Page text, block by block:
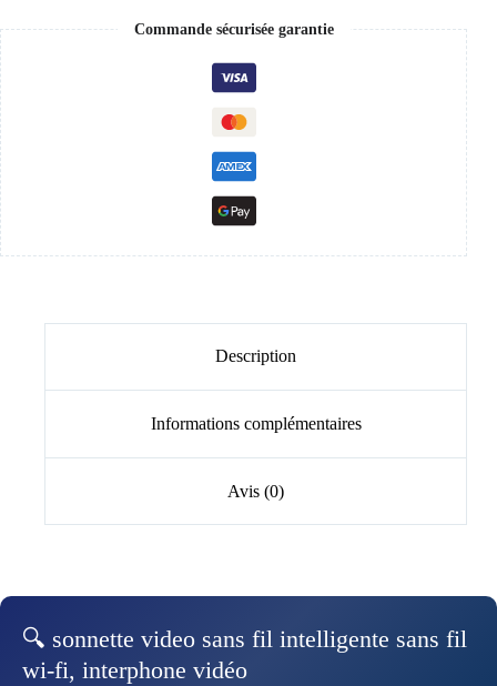
Commande sécurisée garantie
Description
Informations complémentaires
Avis (0)
🔍 sonnette video sans fil intelligente sans fil
wi-fi, interphone vidéo